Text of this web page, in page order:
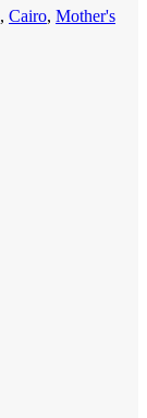
, Cairo, Mother's